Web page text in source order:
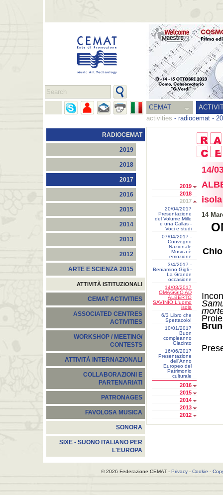
CEMAT
activities - radiocemat -
RADIOCEMAT
2019
2018
2017
2016
2015
2014
2013
2012
ARTE E SCIENZA 2015
ATTIVITÀ ISTITUZIONALI
CEMAT ACTIVITIES
ASSOCIATED CENTRES
ACTIVITIES
WORKSHOP / MEETING/
CONTESTS
ATTIVITÀ INTERNAZIONALI
COLLABORAZIONI E
PARTENARIATI
PATRONAGES
FAVOLOSA MUSICA
SONORA
SIXE - SUONO ITALIANO PER
L'EUROPA
2019
2018
2017
20/04/2017
Presentazione
del Volume Mille
e una Callas -
Voci e studi
07/04/2017 -
Convegno
Nazionale
Musica è
emozione
3/4/2017 -
Beniamino Gigli -
La Grande
occasione
14/03/2017
OMAGGIO AD
ALBERTO
SAVINIO L'uomo
isola
6/3 Libro che
Spettacolo!
10/01/2017
Buon
compleanno
Giacinto
16/06/2017
Presentazione
dell'Anno
Europeo del
Patrimonio
culturale
2016
2015
2014
2013
2012
14/
isola
14
© 2026 Federazione CEMAT - Privacy - Cookie -